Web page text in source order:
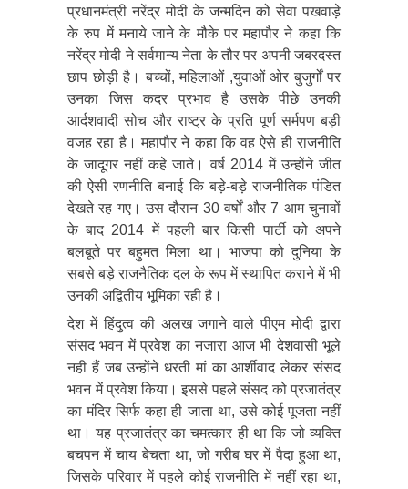
प्रधानमंत्री नरेंद्र मोदी के जन्मदिन को सेवा पखवाड़े
के रुप में मनाये जाने के मौके पर महापौर ने कहा कि
नरेंद्र मोदी ने सर्वमान्य नेता के तौर पर अपनी जबरदस्त
छाप छोड़ी है। बच्चों, महिलाओं ,युवाओं ओर बुजुर्गों पर
उनका जिस कदर प्रभाव है उसके पीछे उनकी
आर्दशवादी सोच और राष्ट्र के प्रति पूर्ण सर्मपण बड़ी
वजह रहा है। महापौर ने कहा कि वह ऐसे ही राजनीति
के जादूगर नहीं कहे जाते। वर्ष 2014 में उन्होंने जीत
की ऐसी रणनीति बनाई कि बड़े-बड़े राजनीतिक पंडित
देखते रह गए। उस दौरान 30 वर्षों और 7 आम चुनावों
के बाद 2014 में पहली बार किसी पार्टी को अपने
बलबूते पर बहुमत मिला था। भाजपा को दुनिया के
सबसे बड़े राजनैतिक दल के रूप में स्थापित कराने में भी
उनकी अद्वितीय भूमिका रही है।
देश में हिंदुत्व की अलख जगाने वाले पीएम मोदी द्वारा
संसद भवन में प्रवेश का नजारा आज भी देशवासी भूले
नही हैं जब उन्होंने धरती मां का आर्शीवाद लेकर संसद
भवन में प्रवेश किया। इससे पहले संसद को प्रजातंत्र
का मंदिर सिर्फ कहा ही जाता था, उसे कोई पूजता नहीं
था। यह प्रजातंत्र का चमत्कार ही था कि जो व्यक्ति
बचपन में चाय बेचता था, जो गरीब घर में पैदा हुआ था,
जिसके परिवार में पहले कोई राजनीति में नहीं रहा था,